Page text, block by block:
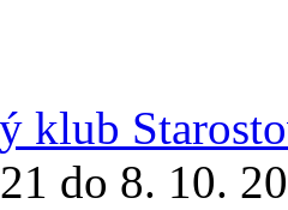
klub
do 8. 10.